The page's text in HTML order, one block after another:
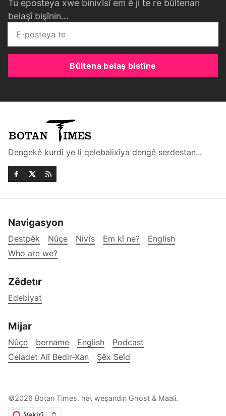
Tu eposteya xwe binivîsî em ê ji te re bûltenan
belaşî bişînin...
Bûltena belaş bistîne
Dengekê kurdî ye li qelebalixîya dengê serdestan...
Navigasyon
Destpêk Nûçe Nivîs Em kî ne?
English
Who are we?
Zêdetır
Edebiyat
Mijar
Nûçe bername English
Podcast
Celadet Alî Bedir-Xan
Şêx Seîd
©2026 Botan Times. hat weşandin Ghost & Maali.